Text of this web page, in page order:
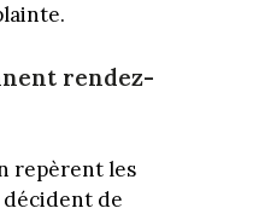
rendez-
repèrent les
de